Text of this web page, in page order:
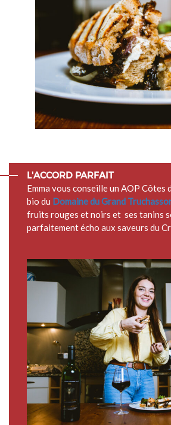
L'ACCORD PARFAIT
Emma vous conseille un AOP Côtes
bio du Domaine du Grand
fruits rouges et noirs et ses tanins
parfaitement écho aux saveurs du